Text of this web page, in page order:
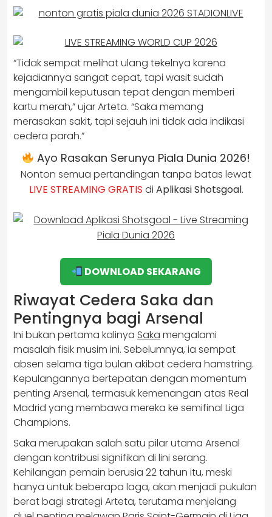
“Tidak sempat melihat ulang tekelnya karena
kejadiannya sangat cepat, tapi wasit sudah
mengambil keputusan tepat dengan memberi
kartu merah,” ujar Arteta. “Saka memang
merasakan sakit, tapi sejauh ini tidak ada indikasi
cedera parah.”
Ayo Rasakan Serunya Piala Dunia 2026!
Nonton semua pertandingan tanpa batas lewat
LIVE STREAMING GRATIS di Aplikasi Shotsgoal.
DOWNLOAD SEKARANG
Riwayat Cedera Saka dan
Pentingnya bagi Arsenal
Ini bukan pertama kalinya Saka mengalami
masalah fisik musim ini. Sebelumnya, ia sempat
absen selama tiga bulan akibat cedera hamstring.
Kepulangannya bertepatan dengan momentum
penting Arsenal, termasuk kemenangan atas Real
Madrid yang membawa mereka ke semifinal Liga
Champions.
Saka merupakan salah satu pilar utama Arsenal
dengan kontribusi signifikan di lini serang.
Kehilangan pemain berusia 22 tahun itu, meski
hanya untuk beberapa laga, akan menjadi pukulan
berat bagi strategi Arteta, terutama menjelang